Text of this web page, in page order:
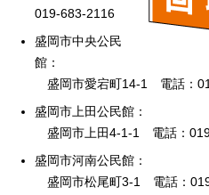
019-683-2116
盛岡市中央公民
館：
盛岡市愛宕町14-1 電話：
盛岡市上田公民館：
盛岡市上田4-1-1 電話：
盛岡市河南公民館：
盛岡市松尾町3-1 電話：